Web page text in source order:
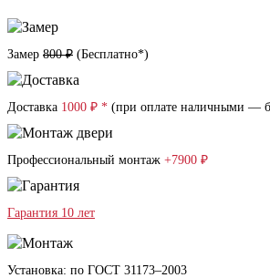
Замер 800 ₽ (Бесплатно*)
Доставка 1000 ₽ * (при оплате наличными —
Профессиональный монтаж +7900 ₽
Гарантия 10 лет
Установка: по ГОСТ 31173–2003